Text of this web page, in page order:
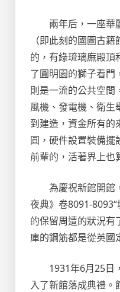
兩年后，一座華
（即此刻的國圖古
的，有綠琉璃廡殿頂
了圓明園的獅子看門
則是一流的公共空間
風機、發電機、衛
到建造，資金所有的
圓，硬件設置裝備擺
前輩的，活著界上也
為慶祝新館開館
夜典》卷8091-8093“
的保留周遭的狀況有
庫的鋼筋都是從英國
1931年6月25日
入了新館落成典禮。